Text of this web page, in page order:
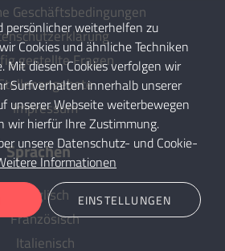
Geschäftsbedingungen
gestellte Fragen
Impressum
Sprachen
Englisch
Französisch
Italienisch
persönlicher weiterhelfen zu
Cookies und ähnliche Techniken
Mit diesen Cookies verfolgen wir
Surfverhalten innerhalb unserer
unserer Webseite weiterbewegen
wir hierfür Ihre Zustimmung.
unsere Datenschutz- und Cookie-
Informationen
EINSTELLUNGEN